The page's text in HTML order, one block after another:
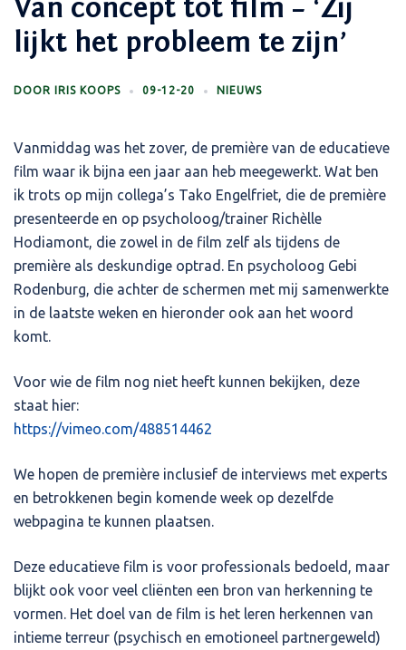
Van concept tot film – ‘Zij
lijkt het probleem te zijn’
DOOR IRIS KOOPS 09-12-20 NIEUWS
Vanmiddag was het zover, de première van de educatieve
film waar ik bijna een jaar aan heb meegewerkt. Wat ben
ik trots op mijn collega’s Tako Engelfriet, die de première
presenteerde en op psycholoog/trainer Richèlle
Hodiamont, die zowel in de film zelf als tijdens de
première als deskundige optrad. En psycholoog Gebi
Rodenburg, die achter de schermen met mij samenwerkte
in de laatste weken en hieronder ook aan het woord
komt.
Voor wie de film nog niet heeft kunnen bekijken, deze
staat hier:
https://vimeo.com/488514462
We hopen de première inclusief de interviews met experts
en betrokkenen begin komende week op dezelfde
webpagina te kunnen plaatsen.
Deze educatieve film is voor professionals bedoeld, maar
blijkt ook voor veel cliënten een bron van herkenning te
vormen. Het doel van de film is het leren herkennen van
intieme terreur (psychisch en emotioneel partnergeweld)